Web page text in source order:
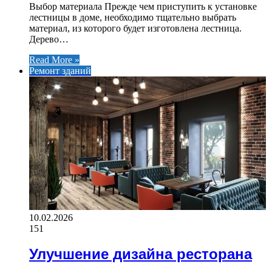
Выбор материала Прежде чем приступить к установке
лестницы в доме, необходимо тщательно выбрать
материал, из которого будет изготовлена лестница.
Дерево…
Read More »
Ремонт зданий
10.02.2026
151
Улучшение дизайна ресторана